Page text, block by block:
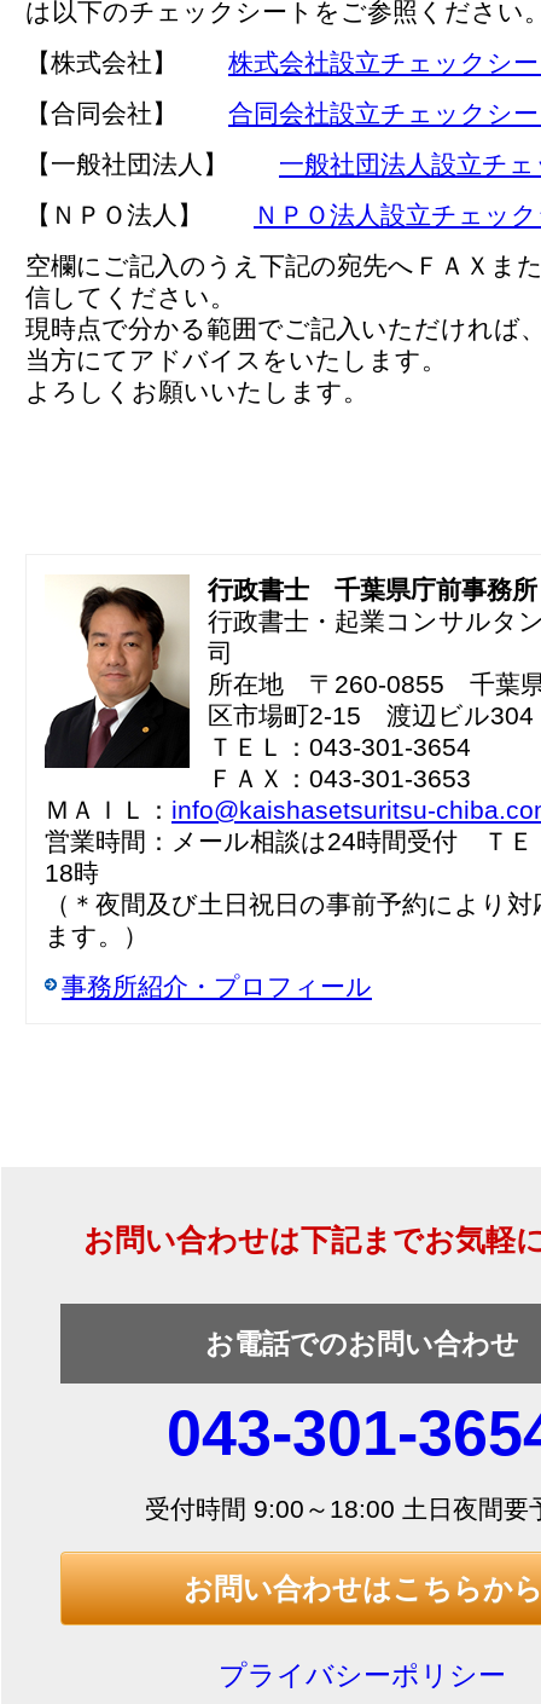
は以下のチェックシートをご参照ください
【株式会社】 株式会社設立チェックシ
【合同会社】 合同会社設立チェックシ
【一般社団法人】 一般社団法人設立チ
【ＮＰＯ法人】
ＮＰＯ法人設立チェッ
空欄にご記入のうえ下記の宛先へＦＡＸま
信してください。
現時点で分かる範囲でご記入いただければ
当方にてアドバイスをいたします。
よろしくお願いいたします。
行政書士 千葉県庁前事務所
行政書士・起業コンサルタ
司
所在地 〒260-0855 千葉
区市場町2-15 渡辺ビル304
ＴＥＬ：043-301-3654
ＦＡＸ：043-301-3653
ＭＡＩＬ： info@kaishasetsuritsu-
営業時間：メール相談は24時間受付 ＴＥ
18時
（＊夜間及び土日祝日の事前予約により
ます。）
事務所紹介・プロフィール
お問い合わせは下記までお気軽
お電話でのお問い合わせ
043-301-
受付時間 9:00～18:00 土日夜間要
お問い合わせはこちらか
プライバシーポリシー